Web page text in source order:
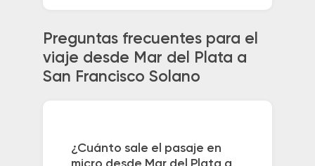
Preguntas frecuentes para el
viaje desde Mar del Plata a
San Francisco Solano
¿Cuánto sale el pasaje en